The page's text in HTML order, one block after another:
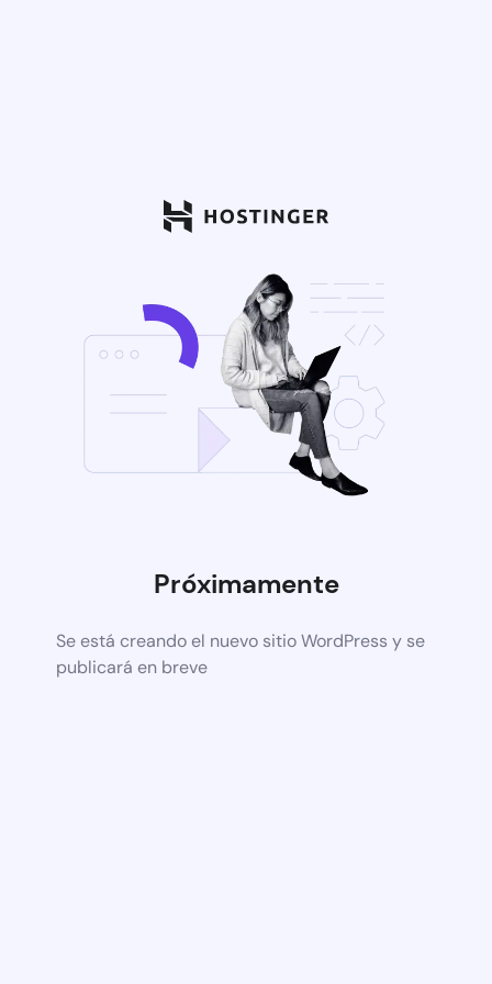
Próximamente
Se está creando el nuevo sitio WordPress y se
publicará en breve